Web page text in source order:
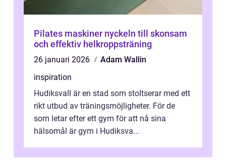
Pilates maskiner nyckeln till skonsam
och effektiv helkroppsträning
26 januari 2026
Adam Wallin
inspiration
Hudiksvall är en stad som stoltserar med ett
rikt utbud av träningsmöjligheter. För de
som letar efter ett gym för att nå sina
hälsomål är gym i Hudiksva...